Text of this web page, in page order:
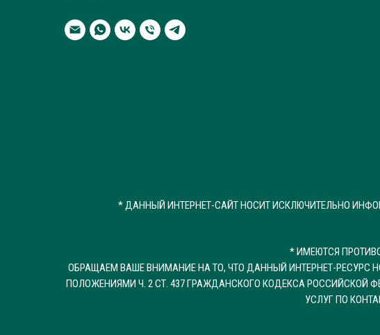
* ДАННЫЙ ИНТЕРНЕТ-САЙТ НОСИТ ИСКЛЮЧИТЕЛЬНО
* ИМЕЮТСЯ
ОБРАЩАЕМ ВАШЕ ВНИМАНИЕ НА ТО, ЧТО ДАННЫЙ ИНТЕРНЕТ-РЕСУРС
ПОЛОЖЕНИЯМИ Ч. 2 СТ. 437 ГРАЖДАНСКОГО КОДЕКСА
УСЛУГ ПО